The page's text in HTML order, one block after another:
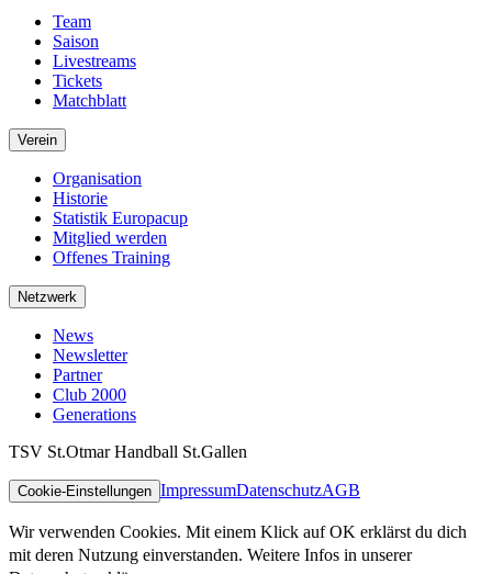
Team
Saison
Livestreams
Tickets
Matchblatt
Verein
Organisation
Historie
Statistik Europacup
Mitglied werden
Offenes Training
Netzwerk
News
Newsletter
Partner
Club 2000
Generations
TSV St.Otmar Handball St.Gallen
Cookie-Einstellungen ImpressumDatenschutzAGB
Wir verwenden Cookies. Mit einem Klick auf OK erklärst du dich
mit deren Nutzung einverstanden. Weitere Infos in unserer